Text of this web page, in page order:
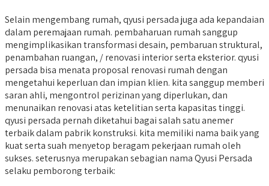
Selain mengembang rumah, qyusi persada juga ada kepandaian
dalam peremajaan rumah. pembaharuan rumah sanggup
mengimplikasikan transformasi desain, pembaruan struktural,
penambahan ruangan, / renovasi interior serta eksterior. qyusi
persada bisa menata proposal renovasi rumah dengan
mengetahui keperluan dan impian klien. kita sanggup memberi
saran ahli, mengontrol perizinan yang diperlukan, dan
menunaikan renovasi atas ketelitian serta kapasitas tinggi.
qyusi persada pernah diketahui bagai salah satu anemer
terbaik dalam pabrik konstruksi. kita memiliki nama baik yang
kuat serta suah menyetop beragam pekerjaan rumah oleh
sukses. seterusnya merupakan sebagian nama Qyusi Persada
selaku pemborong terbaik: